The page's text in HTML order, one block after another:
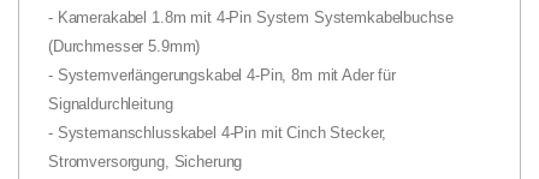
- Kamerakabel 1.8m mit 4-Pin System Systemkabelbuchse
(Durchmesser 5.9mm)
- Systemverlängerungskabel 4-Pin, 8m mit Ader für
Signaldurchleitung
- Systemanschlusskabel 4-Pin mit Cinch Stecker,
Stromversorgung, Sicherung